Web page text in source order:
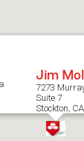
Jim
7273
Suite 7
Stockton,